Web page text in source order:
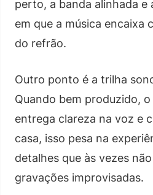
perto, a banda alinhada e
em que a música encaixa
do refrão.
Outro ponto é a trilha
Quando bem produzido,
entrega clareza na voz e
casa, isso pesa na
detalhes que às vezes
gravações improvisadas.